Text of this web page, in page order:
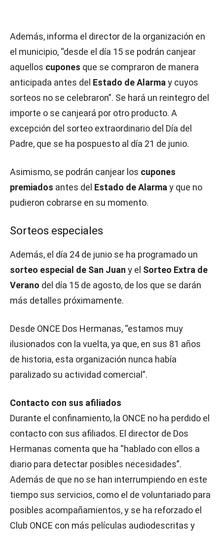
Además, informa el director de la organización en
el municipio, “desde el día 15 se podrán canjear
aquellos cupones que se compraron de manera
anticipada antes del Estado de Alarma y cuyos
sorteos no se celebraron”. Se hará un reintegro del
importe o se canjeará por otro producto. A
excepción del sorteo extraordinario del Día del
Padre, que se ha pospuesto al día 21 de junio.
Asimismo, se podrán canjear los cupones
premiados antes del Estado de Alarma y que no
pudieron cobrarse en su momento.
Sorteos especiales
Además, el día 24 de junio se ha programado un
sorteo especial de San Juan y el Sorteo Extra de
Verano del día 15 de agosto, de los que se darán
más detalles próximamente.
Desde ONCE Dos Hermanas, “estamos muy
ilusionados con la vuelta, ya que, en sus 81 años
de historia, esta organización nunca había
paralizado su actividad comercial”.
Contacto con sus afiliados
Durante el confinamiento, la ONCE no ha perdido el
contacto con sus afiliados. El director de Dos
Hermanas comenta que ha “hablado con ellos a
diario para detectar posibles necesidades”.
Además de que no se han interrumpiendo en este
tiempo sus servicios, como el de voluntariado para
posibles acompañamientos, y se ha reforzado el
Club ONCE con más películas audiodescritas y